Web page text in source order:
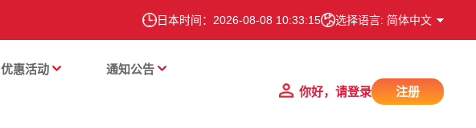
日本时间： 2026-08-08 10:33:16 选择语言: 简体中文
优惠活动 通知公告
你好，请登录 注册